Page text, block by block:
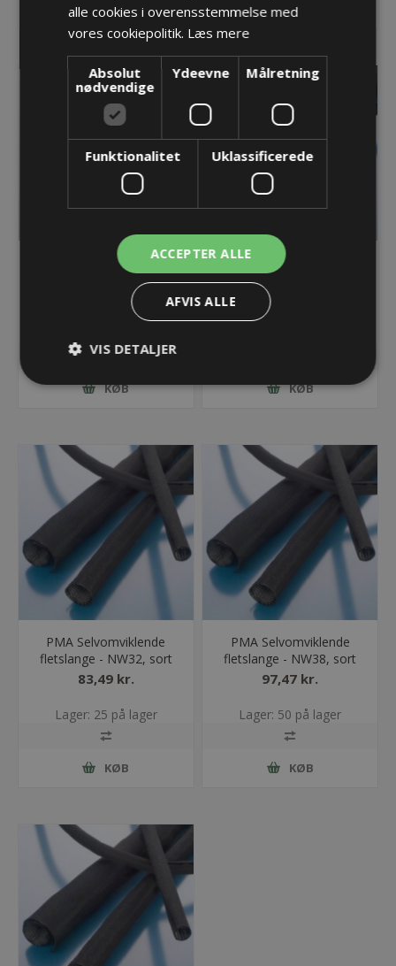
KØB KØB
PMA Selvomviklende
fletslange - NW25, sort
68,09 kr.
KØB
PMA Selvomviklende
fletslange - NW29, sort
74,24 kr.
KØB
PMA Selvomviklende
fletslange - NW32, sort
83,49 kr.
Lager: 25 på lager
KØB
PMA Selvomviklende
fletslange - NW38, sort
97,47 kr.
Lager: 50 på lager
KØB
alle cookies i overensstemmelse med
vores cookiepolitik. Læs mere
Absolut
nødvendige
Ydeevne Målretning
Funktionalitet Uklassificerede
ACCEPTER ALLE
AFVIS ALLE
VIS DETALJER